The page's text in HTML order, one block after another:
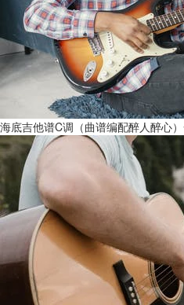
海底吉他谱C调（曲谱编配醉人醉心